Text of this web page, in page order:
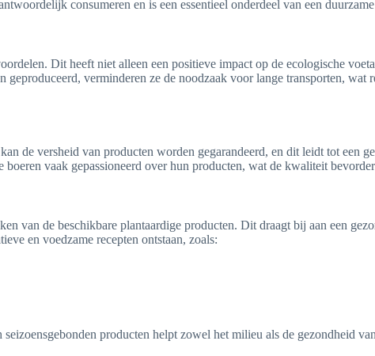
consumeren en is een essentieel onderdeel van een
Dit heeft niet alleen een positieve impact op de ecologische
verminderen ze de noodzaak voor lange transporten,
de versheid van producten worden gegarandeerd, en dit leidt tot een
vaak gepassioneerd over hun producten, wat de kwaliteit
van de beschikbare plantaardige producten. Dit draagt bij aan een
en voedzame recepten ontstaan, zoals:
producten helpt zowel het milieu als de gezondheid